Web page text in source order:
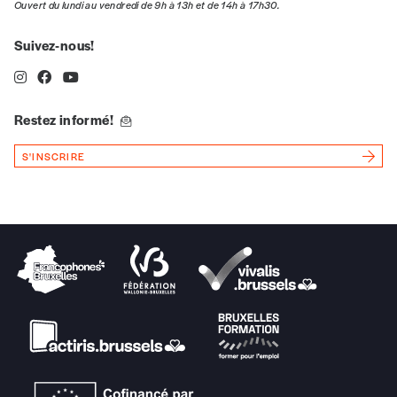
Quantité
AJOUTER
Offre découverte
Ouvert du lundi au vendredi de 9h à 13h et de 14h à 17h30.
Suivez-nous!
Restez informé!
S'INSCRIRE